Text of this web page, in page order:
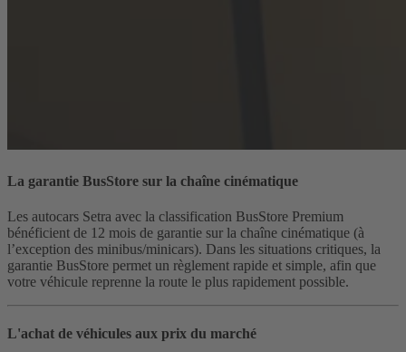
La garantie BusStore sur la chaîne cinématique
Les autocars Setra avec la classification BusStore Premium
bénéficient de 12 mois de garantie sur la chaîne cinématique (à
l’exception des minibus/minicars). Dans les situations critiques, la
garantie BusStore permet un règlement rapide et simple, afin que
votre véhicule reprenne la route le plus rapidement possible.
L'achat de véhicules aux prix du marché